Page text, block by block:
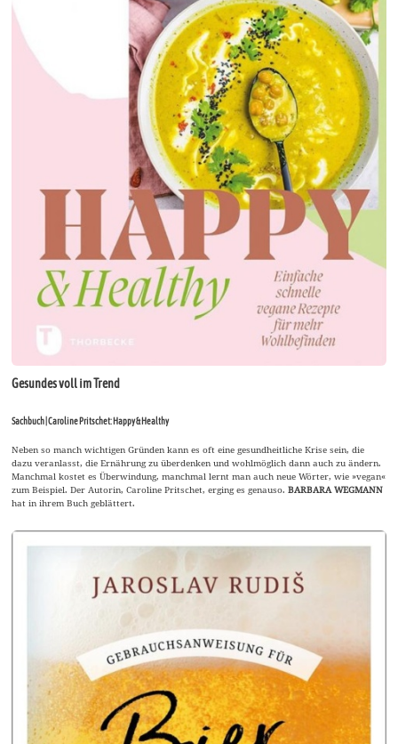
Gesundes voll im Trend
Sachbuch | Caroline Pritschet: Happy & Healthy
Neben so manch wichtigen Gründen kann es oft eine gesundheitliche Krise sein, die
dazu veranlasst, die Ernährung zu überdenken und wohlmöglich dann auch zu ändern.
Manchmal kostet es Überwindung, manchmal lernt man auch neue Wörter, wie »vegan«
zum Beispiel. Der Autorin, Caroline Pritschet, erging es genauso.BARBARA WEGMANN
hat in ihrem Buch geblättert.